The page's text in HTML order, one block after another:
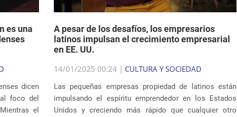
es una
dicen
foco del
el
A pesar de los desafíos, los empresarios
latinos impulsan el crecimiento empresarial
en EE. UU.
14/01/2025 00:24 | CULTURA Y SOCIEDAD
Las pequeñas empresas propiedad de latinos están
impulsando el espíritu emprendedor en los Estados
Unidos y creciendo más rápido que cualquier otro